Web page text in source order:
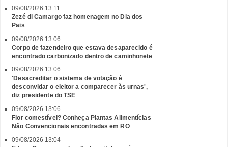
09/08/2026 13:11
Zezé di Camargo faz homenagem no Dia dos
Pais
09/08/2026 13:06
Corpo de fazendeiro que estava desaparecido é
encontrado carbonizado dentro de caminhonete
09/08/2026 13:06
'Desacreditar o sistema de votação é
desconvidar o eleitor a comparecer às urnas',
diz presidente do TSE
09/08/2026 13:06
Flor comestível? Conheça Plantas Alimentícias
Não Convencionais encontradas em RO
09/08/2026 13:04